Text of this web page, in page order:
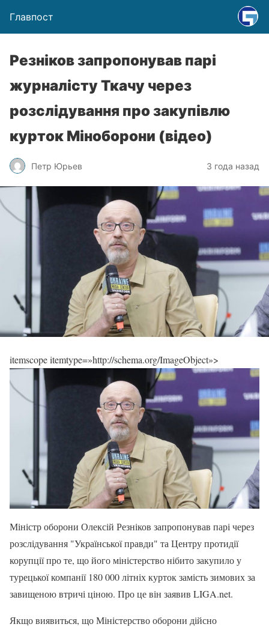
Главпост
Резніков запропонував парі
журналісту Ткачу через
розслідування про закупівлю
курток Міноборони (відео)
Петр Юрьев 3 года назад
itemscope itemtype=»http://schema.org/ImageObject»>
Міністр оборони Олексій Резніков запропонував парі через
розслідування "Української правди" та Центру протидії
корупції про те, що його міністерство нібито закупило у
турецької компанії 180 000 літніх курток замість зимових за
завищеною втричі ціною. Про це він заявив LIGA.net.
Якщо виявиться, що Міністерство оборони дійсно